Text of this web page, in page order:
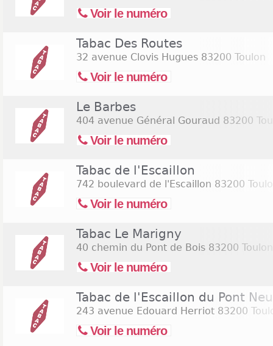
Voir le numéro
Tabac Des Routes
32 avenue Clovis Hugues 83200 Toulon
Voir le numéro
Le Barbes
404 avenue Général Gouraud 83200
Voir le numéro
Tabac de l'Escaillon
742 boulevard de l'Escaillon 83200
Voir le numéro
Tabac Le Marigny
40 chemin du Pont de Bois 83200 Toulon
Voir le numéro
Tabac de l'Escaillon du Pont
243 avenue Edouard Herriot 83200
Voir le numéro